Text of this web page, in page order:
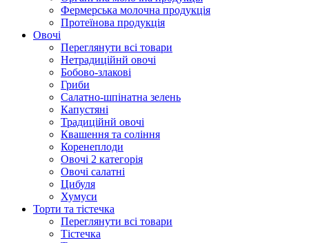
Фермерська молочна продукція
Протеїнова продукція
Овочі
Переглянути всі товари
Нетрадиційнй овочі
Бобово-злакові
Гриби
Салатно-шпінатна зелень
Капустяні
Традиційнй овочі
Квашення та соління
Корeнеплоди
Овочі 2 категорія
Овочі салатні
Цибуля
Хумуси
Торти та тістечка
Переглянути всі товари
Тістечка